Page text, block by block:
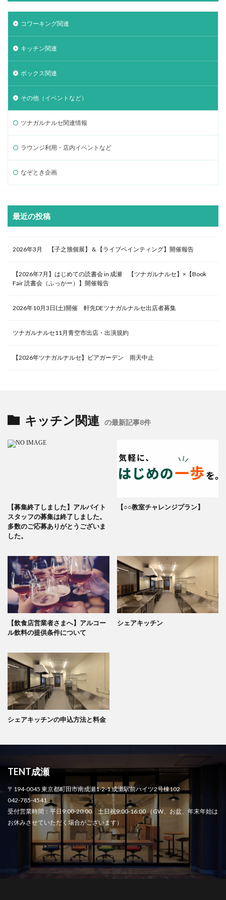
コワーキング関連
キッチン関連
ボックス関連
その他（イベントなど）
ツナガルナルセ関連情報
ラウンジ利用・店内イベントなど
なぞとき企画
最近の投稿
2026年3月 【子之籏個展】＆【ライブペインティング】開催報告
【2026年7月】はじめての読書会 in 成瀬 【ツナガルナルセ】×【Book
Fair 読書会（ふっかー）】開催報告
2026年10月3日(土)開催 軒先DEツナガルナルセ出店者募集
ツナガルナルセ11月青空市出店・出演規約
【2026年ツナガルナルセ】ビアガーデン 雨天中止
キッチン関連 の最新記事8件
【募集終了しました】アルバイト
スタッフの募集は終了しました。
多数のご応募ありがとうございま
した。
【○○教室チャレンジプラン】
【飲食店営業者さまへ】アルコー
ル飲料の提供条件について
シェアキッチン
シェアキッチンの申込方法と料金
TENT成瀬
〒194-0045 東京都町田市南成瀬1-2-1 成瀬駅前ハイツ2号棟102
042-785-4541
受付営業時間：平日9:00-20:00 土日祝9:00-16:00 （GW、お盆、年末年始は
お休みさせていただく場合がございます）